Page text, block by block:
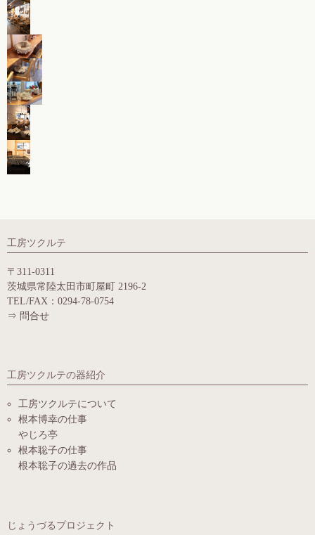
工房ツクルテ
〒311-0311
茨城県常陸太田市町屋町 2196-2
TEL/FAX：0294-78-0754
⇒ 問合せ
工房ツクルテの器紹介
工房ツクルテについて
根本博幸の仕事
やじろ亭
根本聡子の仕事
根本聡子の過去の作品
じょうづるプロジェクト